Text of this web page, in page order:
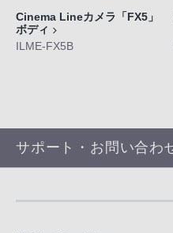
Cinema Lineカメラ「FX5」
ボディ
ILME-FX5B
サポート・お問い合わ